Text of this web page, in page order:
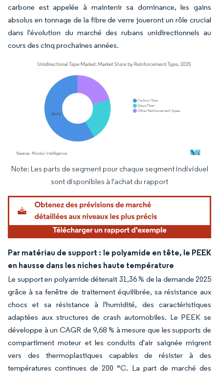
carbone est appelée à maintenir sa dominance, les gains
absolus en tonnage de la fibre de verre joueront un rôle crucial
dans l'évolution du marché des rubans unidirectionnels au
cours des cinq prochaines années.
Image © Mordor Intelligence. La réutilisation nécessite une attribution sous CC BY
Note: Les parts de segment pour chaque segment individuel
sont disponibles à l'achat du rapport
Par matériau de support : le polyamide en tête, le PEEK
en hausse dans les niches haute température
Le support en polyamide détenait 31,36 % de la demande 2025
grâce à sa fenêtre de traitement équilibrée, sa résistance aux
chocs et sa résistance à l'humidité, des caractéristiques
adaptées aux structures de crash automobiles. Le PEEK se
développe à un CAGR de 9,68 % à mesure que les supports de
compartiment moteur et les conduits d'air saignée migrent
vers des thermoplastiques capables de résister à des
températures continues de 200 °C. La part de marché des